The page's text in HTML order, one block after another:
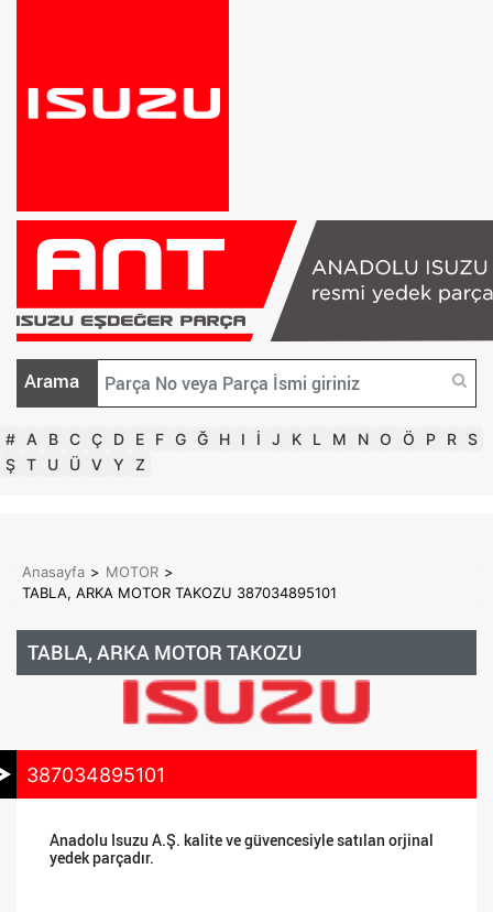
Arama
# A B C Ç D E F G Ğ H I İ J K L M N O Ö P R S
Ş T U Ü V Y Z
Anasayfa > MOTOR >
TABLA, ARKA MOTOR TAKOZU 387034895101
TABLA, ARKA MOTOR TAKOZU
387034895101
Anadolu Isuzu A.Ş. kalite ve güvencesiyle satılan orjinal
yedek parçadır.